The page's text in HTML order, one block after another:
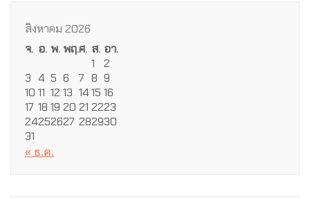
สิงหาคม 2026
จ. อ. พ.พฤ.ศ. ส. อา.
1
2
3 4 5 6 7 8 9
10 11 12 13 1415 16
17 18 19 20 21 2223
24252627 282930
31
« ธ.ค.